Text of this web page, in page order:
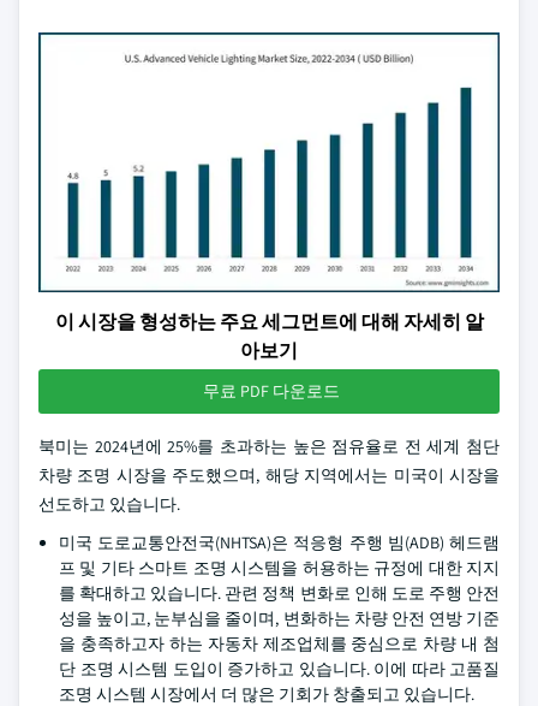
이 시장을 형성하는 주요 세그먼트에 대해 자세히 알
아보기
무료 PDF 다운로드
북미는 2024년에 25%를 초과하는 높은 점유율로 전 세계 첨단
차량 조명 시장을 주도했으며, 해당 지역에서는 미국이 시장을
선도하고 있습니다.
미국 도로교통안전국(NHTSA)은 적응형 주행 빔(ADB) 헤드램
프 및 기타 스마트 조명 시스템을 허용하는 규정에 대한 지지
를 확대하고 있습니다. 관련 정책 변화로 인해 도로 주행 안전
성을 높이고, 눈부심을 줄이며, 변화하는 차량 안전 연방 기준
을 충족하고자 하는 자동차 제조업체를 중심으로 차량 내 첨
단 조명 시스템 도입이 증가하고 있습니다. 이에 따라 고품질
조명 시스템 시장에서 더 많은 기회가 창출되고 있습니다.